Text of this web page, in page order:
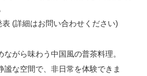
表 (詳細はお問い合わせください)
ながら味わう中国風の普茶料理。
謐な空間で、非日常を体験できま